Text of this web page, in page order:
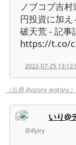
ノブコブ吉
円投資に加
破天荒 - 記事
https://t.co/
2022-07-25
（出典 @ozora_wataru）
いり@
@illyiry